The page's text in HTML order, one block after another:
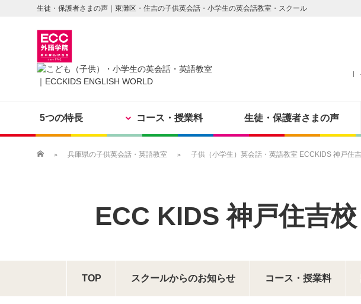
生徒・保護者さまの声｜東灘区・住吉の子供英会話・小学生の英会話教室・スクール
5つの特長 コース・授業料 生徒・保護者さまの声
兵庫県の子供英会話・英語教室 子供（小学生）英会話・英語教室 ECCKIDS 神戸住
ECC KIDS神戸住吉校
TOP スクールからのお知らせ コース・授業料